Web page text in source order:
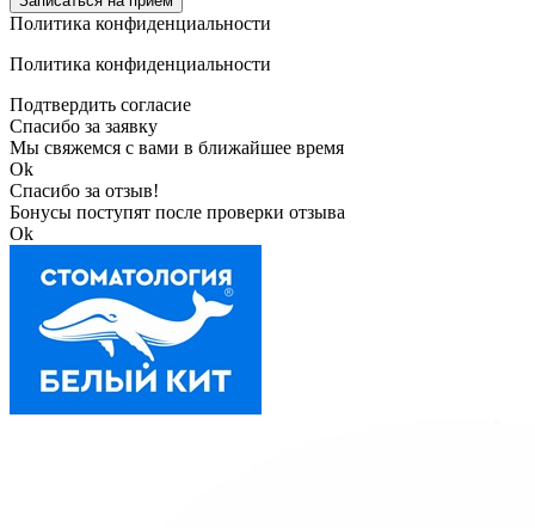
Политика конфиденциальности
Политика конфиденциальности
Подтвердить согласие
Спасибо за заявку
Мы свяжемся с вами в ближайшее время
Ok
Спасибо за отзыв!
Бонусы поступят после проверки отзыва
Ok